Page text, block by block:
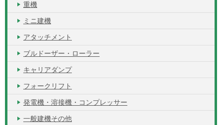
重機
ミニ建機
アタッチメント
ブルドーザー・ローラー
キャリアダンプ
フォークリフト
発電機・溶接機・コンプレッサー
一般建機その他